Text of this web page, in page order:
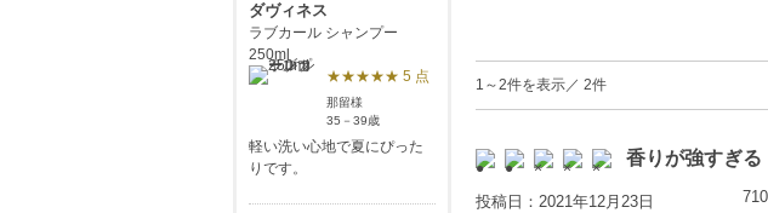
1～2件を表示／ 2件
香りが強すぎる
投稿日：2021年12月23日
ダヴィネス
ラブカール シャンプー
250ml
★★★★★ 5 点
那留様
35－39歳
軽い洗い心地で夏にぴった
りです。